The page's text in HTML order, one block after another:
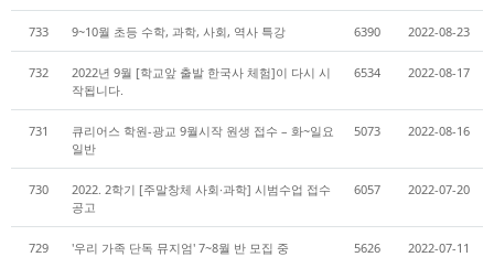
733 9~10월 초등 수학, 과학, 사회, 역사 특강 6390 2022-08-23
732
2022년 9월 [학교앞 출발 한국사 체험]이 다시 시
작됩니다.
6534 2022-08-17
731
큐리어스 학원-광교 9월시작 원생 접수 – 화~일요
일반
5073 2022-08-16
730
2022. 2학기 [주말창체 사회∙과학] 시범수업 접수
공고
6057 2022-07-20
729 '우리 가족 단독 뮤지엄' 7~8월 반 모집 중 5626 2022-07-11